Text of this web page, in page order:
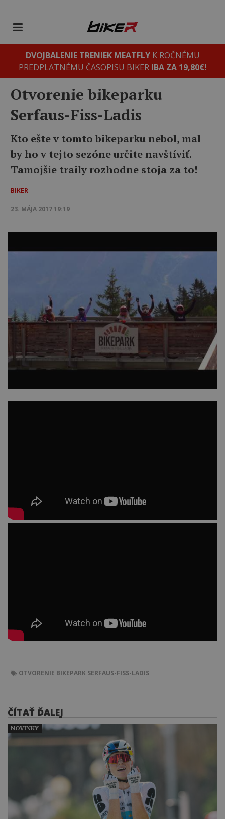
DVOJBALENIE TRENIEK MEATFLYK ROČNÉMU
PREDPLATNÉMU ČASOPISU BIKER IBA ZA 19,80€!
Otvorenie bikeparku
Serfaus-Fiss-Ladis
Kto ešte v tomto bikeparku nebol, mal
by ho v tejto sezóne určite navštíviť.
Tamojšie traily rozhodne stoja za to!
BIKER
23. MÁJA 2017 19:19
OTVORENIE BIKEPARK SERFAUS-FISS-LADIS
ČÍTAŤ ĎALEJ
NOVINKY